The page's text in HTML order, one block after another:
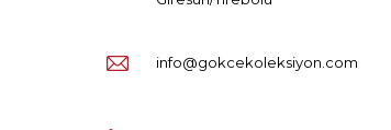
info@gokcekoleksiyon.com